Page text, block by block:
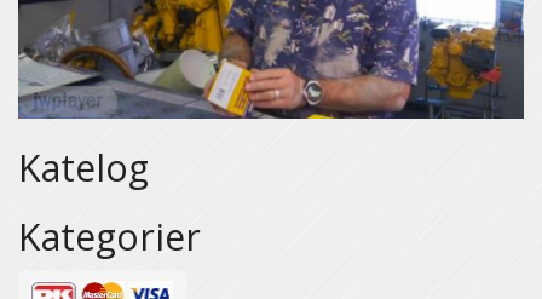
Katelog
Kategorier